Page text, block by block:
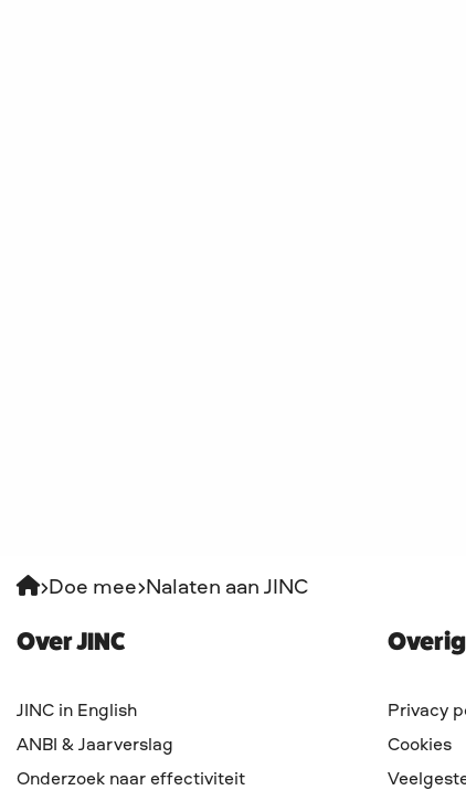
Doe mee Nalaten aan JINC
Over JINC
JINC in English
ANBI & Jaarverslag
Onderzoek naar effectiviteit
Overig
Privacy
Cookies